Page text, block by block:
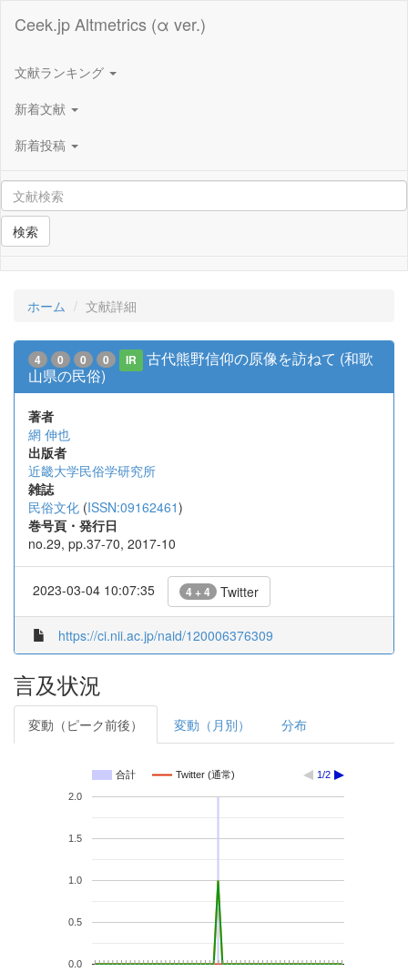
Ceek.jp Altmetrics (α ver.)
文献ランキング
新着文献
新着投稿
検索
ホーム 文献詳細
4 0 0 0 IR
古代熊野信仰の原像を訪ねて (和歌
山県の民俗)
著者
網 伸也
出版者
近畿大学民俗学研究所
雑誌
民俗文化 (ISSN:09162461)
巻号頁・発行日
no.29, pp.37-70, 2017-10
2023-03-04 10:07:35 4 + 4 Twitter
https://ci.nii.ac.jp/naid/120006376309
言及状況
変動（ピーク前後） 変動（月別） 分布
合計 Twitter (通常) 1/2
0.0
0.5
1.0
1.5
2.0